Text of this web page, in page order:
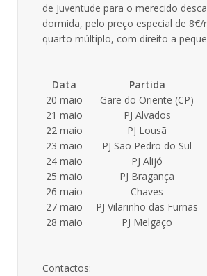
de Juventude para o merecido
dormida, pelo preço especial de
quarto múltiplo, com direito a
Data Partida
20 maio
Gare do Oriente (CP)
21 maio
PJ Alvados
22 maio
PJ Lousã
23 maio
PJ São Pedro do Sul
24 maio
PJ Alijó
25 maio
PJ Bragança
26 maio
Chaves
27 maio
PJ Vilarinho das Furnas
28 maio
PJ Melgaço
Contactos: